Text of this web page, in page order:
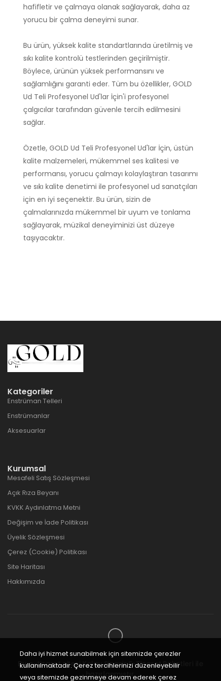
hafifletir ve çalmaya olanak sağlayarak, daha az
yorucu bir çalma deneyimi sunar.
Bu ürün, yüksek kalite standartlarında üretilmiş ve
sıkı kalite kontrolü testlerinden geçirilmiştir.
Böylece, ürünün yüksek performansını ve
sağlamlığını garanti eder. Tüm bu özellikler, GOLD
Ud Teli Profesyonel Ud'lar İçin'i profesyonel
çalgıcılar tarafından güvenle tercih edilmesini
sağlar.
Özetle, GOLD Ud Teli Profesyonel Ud'lar İçin, üstün
kalite malzemeleri, mükemmel ses kalitesi ve
performansı, yorucu çalmayı kolaylaştıran tasarımı
ve sıkı kalite denetimi ile profesyonel ud sanatçıları
için en iyi seçenektir. Bu ürün, sizin de
çalmalarınızda mükemmel bir uyum ve tonlama
sağlayarak, müzikal deneyiminizi üst düzeye
taşıyacaktır.
Kategoriler
Enstrüman Telleri
Enstrümanlar
Aksesuarlar
Kurumsal
Mesafeli Satış Sözleşmesi
Açık Rıza Beyanı
KVKK Aydınlatma Metni
Değişim ve İade Politikası
Üyelik Sözleşmesi
Çerez (Cookie) Politikası
Site Haritası
Hakkımızda
Bu e-ticaret sitesiKolay Sipariş E-Ticaret Paketleri
hazırlanmıştır.
Daha iyi hizmet sunabilmek için sitemizde çerezler
kullanılmaktadır. Çerez tercihlerinizi düzenleyebilir
veya sitemizde gezinmeye devam ederek çerez